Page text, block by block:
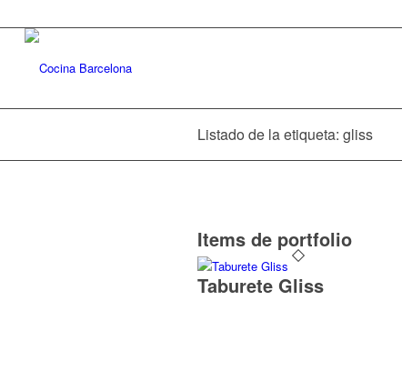
Listado de la etiqueta: gliss
Items de portfolio
Taburete Gliss